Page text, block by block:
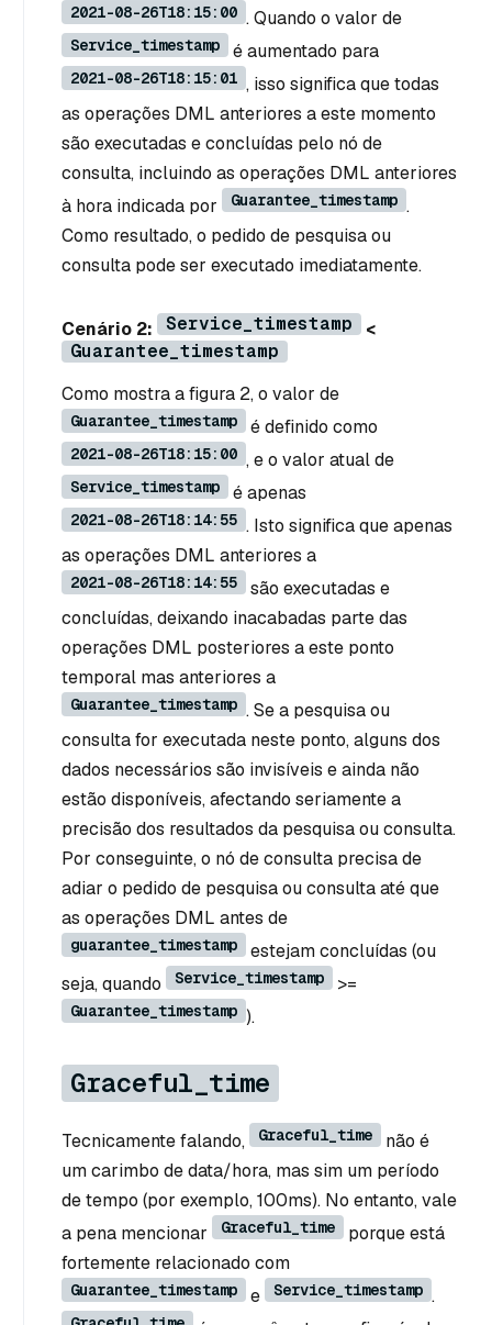
2021-08-26T18:15:00 . Quando o valor de
Service_timestamp é aumentado para
2021-08-26T18:15:01 , isso significa que todas
as operações DML anteriores a este momento
são executadas e concluídas pelo nó de
consulta, incluindo as operações DML anteriores
à hora indicada por
Guarantee_timestamp .
Como resultado, o pedido de pesquisa ou
consulta pode ser executado imediatamente.
Cenário 2: Service_timestamp
<
Guarantee_timestamp
Como mostra a figura 2, o valor de
Guarantee_timestamp é definido como
2021-08-26T18:15:00 , e o valor atual de
Service_timestamp é apenas
2021-08-26T18:14:55 . Isto significa que apenas
as operações DML anteriores a
2021-08-26T18:14:55
são executadas e
concluídas, deixando inacabadas parte das
operações DML posteriores a este ponto
temporal mas anteriores a
Guarantee_timestamp . Se a pesquisa ou
consulta for executada neste ponto, alguns dos
dados necessários são invisíveis e ainda não
estão disponíveis, afectando seriamente a
precisão dos resultados da pesquisa ou consulta.
Por conseguinte, o nó de consulta precisa de
adiar o pedido de pesquisa ou consulta até que
as operações DML antes de
guarantee_timestamp
estejam concluídas (ou
seja, quando
Service_timestamp >=
Guarantee_timestamp ).
Graceful_time
Tecnicamente falando, Graceful_time
não é
um carimbo de data/hora, mas sim um período
de tempo (por exemplo, 100ms). No entanto, vale
a pena mencionar
Graceful_time
porque está
fortemente relacionado com
Guarantee_timestamp e Service_timestamp .